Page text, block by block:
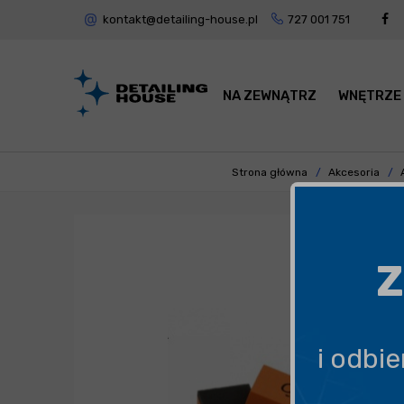
kontakt@detailing-house.pl 727 001 751
NA ZEWNĄTRZ WNĘTRZE
Strona główna Akcesoria
i